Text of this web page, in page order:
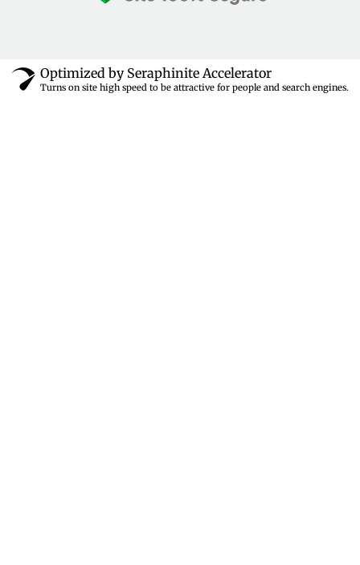
Optimized by Seraphinite Accelerator
Turns on site high speed to be attractive for people and search engines.